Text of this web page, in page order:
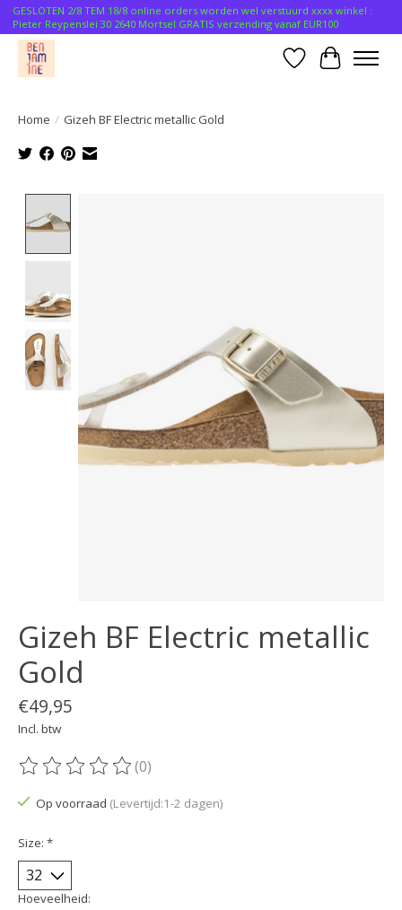
GESLOTEN 2/8 TEM 18/8 online orders worden wel verstuurd xxxx winkel :
Pieter Reypenslei 30 2640 Mortsel GRATIS verzending vanaf EUR100
Verlanglijst
Home / Gizeh BF Electric metallic Gold
Gizeh BF Electric metallic
Gold
€49,95
Incl. btw
De beoordeling van dit product is
(0)
Op voorraad (Levertijd:1-2 dagen)
Size: *
Hoeveelheid: